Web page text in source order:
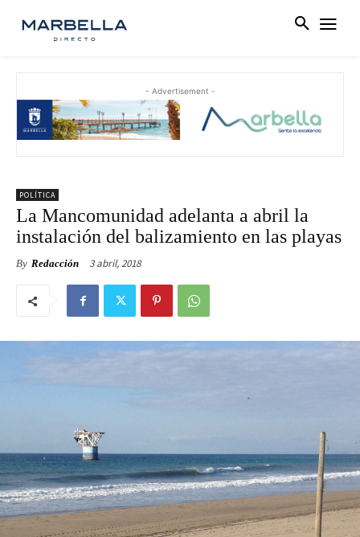
- Advertisement -
POLÍTICA
La Mancomunidad adelanta a abril la
instalación del balizamiento en las playas
By Redacción 3 abril, 2018